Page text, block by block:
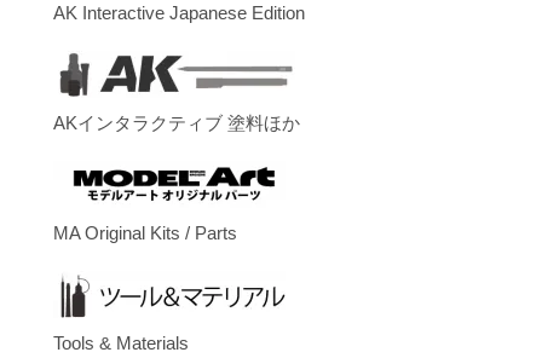
AK Interactive Japanese Edition
AKインタラクティブ 塗料ほか
MA Original Kits / Parts
Tools & Materials